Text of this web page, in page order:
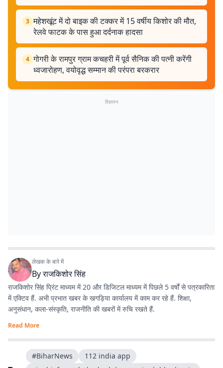
3 महेशखूंट में दो बाइक की टक्कर में 15 वर्षीय किशोर की मौत,
रेलवे फाटक के पास हुआ दर्दनाक हादसा
4 गोगरी के रामपुर ग्राम कचहरी में पूर्व सैनिक की पत्नी करेंगी
ध्वजारोहण, वयोवृद्ध सम्मान की परंपरा बरकरार
विज्ञापन
लेखक के बारे में
Byराजकिशोर सिंह
राजकिशोर सिंह प्रिंट माध्यम में 20 और डिजिटल माध्यम में पिछले 5 वर्षों से पत्रकारिता
में एक्टिव हैं. अभी प्रभात खबर के खगड़िया कार्यालय में काम कर रहे हैं. शिक्षा,
अनुसंधान, कला-संस्कृति, राजनीति की खबरों में रुचि रखते हैं.
Read More
#BiharNews
112 india app